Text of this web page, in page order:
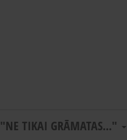
"NE TIKAI GRĀMATAS..."